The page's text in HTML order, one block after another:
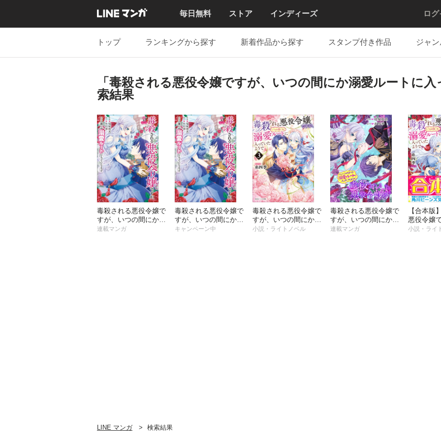
毎日無料 ストア インディーズ ロ
トップ ランキングから探す 新着作品から探す スタンプ付き作品 ジャ
「毒殺される悪役令嬢ですが、いつの間にか溺愛ルートに
索結果
毒殺される悪役令嬢で
すが、いつの間にか溺
愛ルートに入っていた
連載マンガ
毒殺される悪役令嬢で
すが、いつの間にか溺
愛ルートに入っていた
キャンペーン中
毒殺される悪役令嬢で
すが、いつの間にか溺
愛ルートに入っていた
小説・ライトノベル
毒殺される悪役令嬢で
すが、いつの間にか溺
愛ルートに入っていた
連載マンガ
【合本版
悪役令嬢
の間にか
小説・ライ
LINE マンガ 検索結果